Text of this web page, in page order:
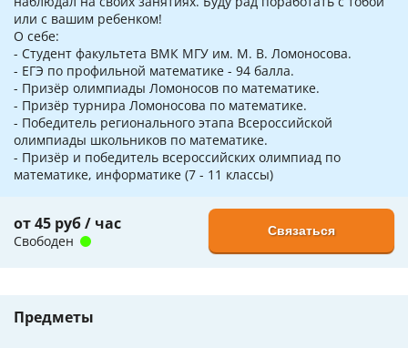
или с вашим ребенком!
О себе:
- Студент факультета ВМК МГУ им. М. В. Ломоносова.
- ЕГЭ по профильной математике - 94 балла.
- Призёр олимпиады Ломоносов по математике.
- Призёр турнира Ломоносова по математике.
- Победитель регионального этапа Всероссийской
олимпиады школьников по математике.
- Призёр и победитель всероссийских олимпиад по
математике, информатике (7 - 11 классы)
от 45 руб / час
Свободен
Связаться
Предметы